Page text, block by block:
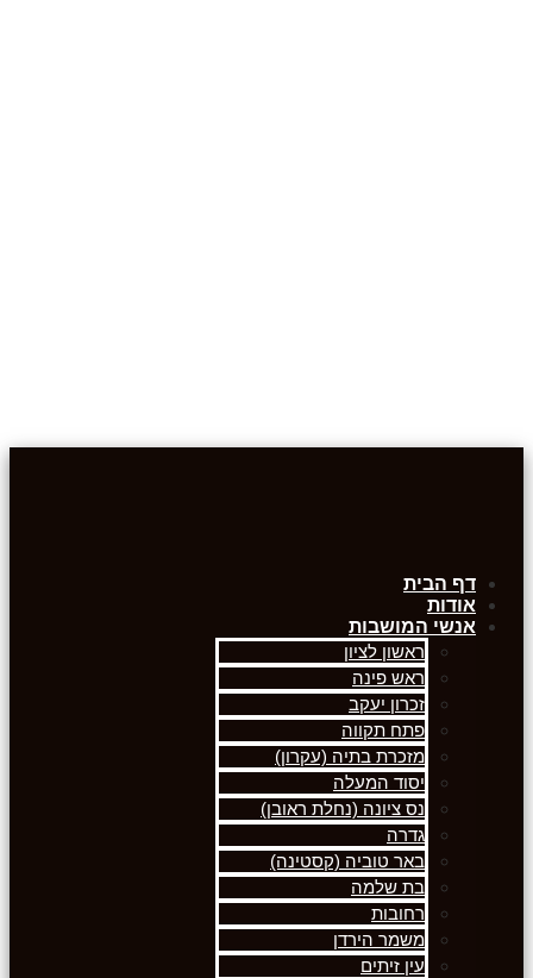
דף הבית
אודות
אנשי המושבות
ראשון לציון
ראש פינה
זכרון יעקב
פתח תקווה
מזכרת בתיה (עקרון)
יסוד המעלה
נס ציונה (נחלת ראובן)
גדרה
באר טוביה (קסטינה)
בת שלמה
רחובות
משמר הירדן
עין זיתים